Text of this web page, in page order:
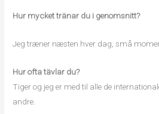
Hur mycket tränar du i genomsnitt?
Jeg træner næsten hver dag, små
Hur ofta tävlar du?
Tiger og jeg er med til alle de
andre.